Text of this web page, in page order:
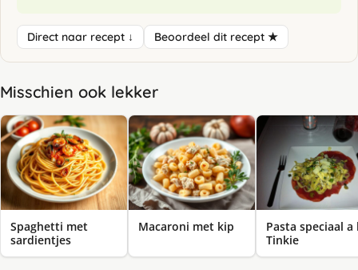
Direct naar recept ↓ Beoordeel dit recept ★
Misschien ook lekker
Spaghetti met
sardientjes
Macaroni met kip
Pasta speciaal a
Tinkie